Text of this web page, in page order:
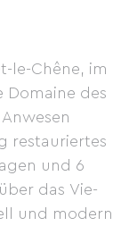
le-Chêne, im
Domaine des
restauriertes
und 6
das Vie-
und modern